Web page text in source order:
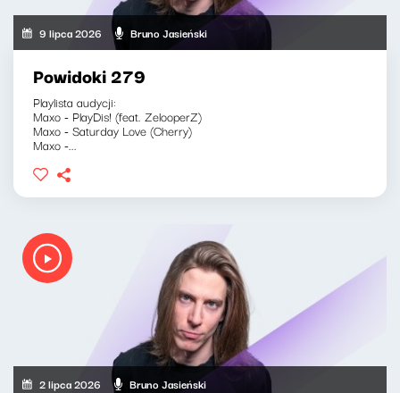
9 lipca 2026 Bruno Jasieński
Powidoki 279
Playlista audycji:
Maxo - PlayDis! (feat. ZelooperZ)
Maxo - Saturday Love (Cherry)
Maxo -...
2 lipca 2026 Bruno Jasieński